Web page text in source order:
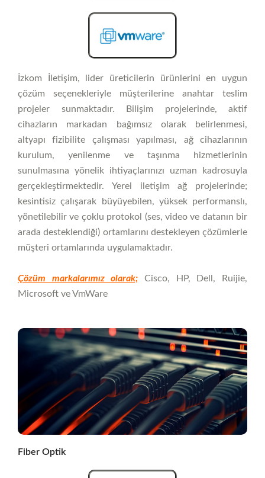
İzkom İletişim, lider üreticilerin ürünlerini en uygun
çözüm seçenekleriyle müşterilerine anahtar teslim
projeler sunmaktadır. Bilişim projelerinde, aktif
cihazların markadan bağımsız olarak belirlenmesi,
altyapı fizibilite çalışması yapılması, ağ cihazlarının
kurulum, yenilenme ve taşınma hizmetlerinin
sunulmasına yönelik ihtiyaçlarınızı uzman kadrosuyla
gerçekleştirmektedir. Yerel iletişim ağ projelerinde;
kesintisiz çalışarak büyüyebilen, yüksek performanslı,
yönetilebilir ve çoklu protokol (ses, video ve datanın bir
arada desteklendiği) ortamlarını destekleyen çözümlerle
müşteri ortamlarında uygulamaktadır.
Çözüm markalarımız olarak; Cisco, HP, Dell, Ruijie,
Microsoft ve VmWare
Fiber Optik